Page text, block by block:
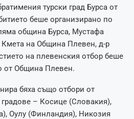
турски град Бурса от
беше организирано по
община Бурса, Мустафа
на Община Плевен, д-р
на плевенския отбор беше
от Община Плевен.
бяха също отбори от
– Косице (Словакия),
Оулу (Финландия), Никозия